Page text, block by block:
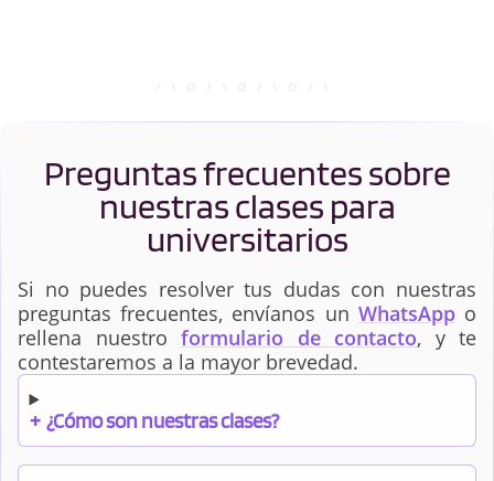
Preguntas frecuentes sobre
nuestras clases para
universitarios
Si no puedes resolver tus dudas con nuestras
preguntas frecuentes, envíanos un WhatsAppo
rellena nuestro formulario de contacto, y te
contestaremos a la mayor brevedad.
+ ¿Cómo son nuestras clases?